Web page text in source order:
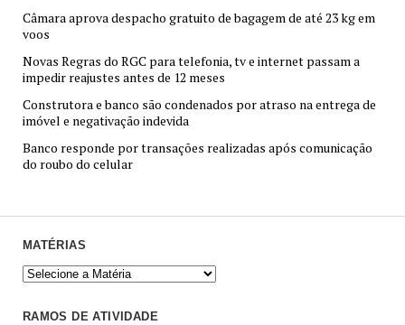
Câmara aprova despacho gratuito de bagagem de até 23 kg em
voos
Novas Regras do RGC para telefonia, tv e internet passam a
impedir reajustes antes de 12 meses
Construtora e banco são condenados por atraso na entrega de
imóvel e negativação indevida
Banco responde por transações realizadas após comunicação
do roubo do celular
MATÉRIAS
RAMOS DE ATIVIDADE